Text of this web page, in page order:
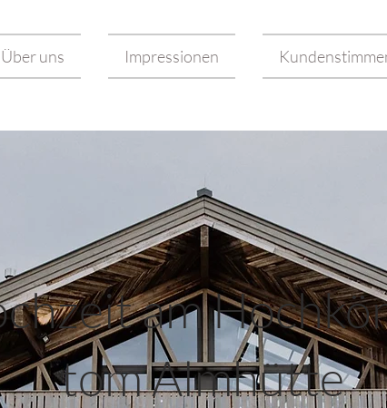
Über uns Impressionen
am
tom Almhütte